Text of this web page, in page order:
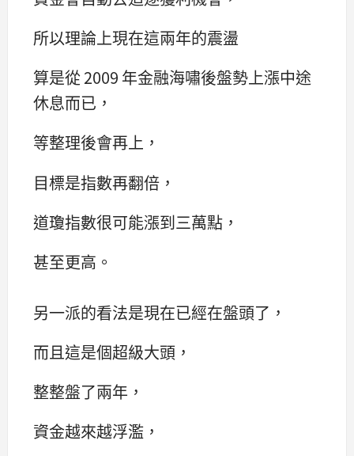
所以理論上現在這兩年的震盪
算是從 2009 年金融海嘯後盤勢上漲中途
休息而已，
等整理後會再上，
目標是指數再翻倍，
道瓊指數很可能漲到三萬點，
甚至更高。
另一派的看法是現在已經在盤頭了，
而且這是個超級大頭，
整整盤了兩年，
資金越來越浮濫，